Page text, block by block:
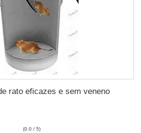
rato eficazes e sem veneno
(0.0 / 5)